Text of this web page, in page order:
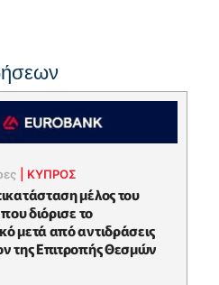
ΚΥΠΡΟΣ
μέλος του
διόρισε το
μετά από αντιδράσεις
της Επιτροπής Θεσμών